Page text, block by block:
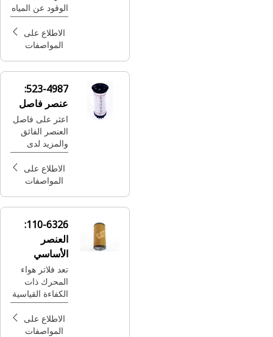
الوقود عن المياه
بكفاءة متقدمة
من Cat® رقم
326-1644
عمر ماكينة
الاطلاع على
المواصفات
523-4987:
عنصر فاصل
اعثر على فاصل
العنصر الفائق
والمزيد لدى
Cat. استكشف
مكونات الخدمة
الشاقة الموثوقة
التيار المتردد
تناسب
احتياجاتك.
الاطلاع على
المواصفات
110-6326:
العنصر
الأساسي
لمنظف الهواء
تعد فلاتر هواء
المحرك ذات
الكفاءة القياسية
أفضل قيمة
لديك لتطبيقات
الخدمة العادية
الاطلاع على
المواصفات